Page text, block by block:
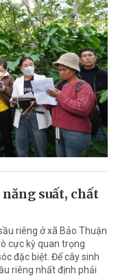
suất, chất
riêng ở xã Bảo Thuận
cực kỳ quan trọng
đặc biệt. Để cây sinh
riêng nhất định phải